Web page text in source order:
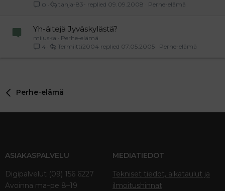
0
Perhe-elämä
09.09.2008
tanja-83-
Yh-äitejä Jyväskylästä?
miiuska
Perhe-elämä
4
Perhe-elämä
07.05.2005
Termiitti2004
Perhe-elämä
ASIAKASPALVELU
Digipalvelut (09) 156 6227
Avoinna ma–pe 8–19
MEDIATIEDOT
Tekniset tiedot, aikataulut ja
ilmoitushinnat